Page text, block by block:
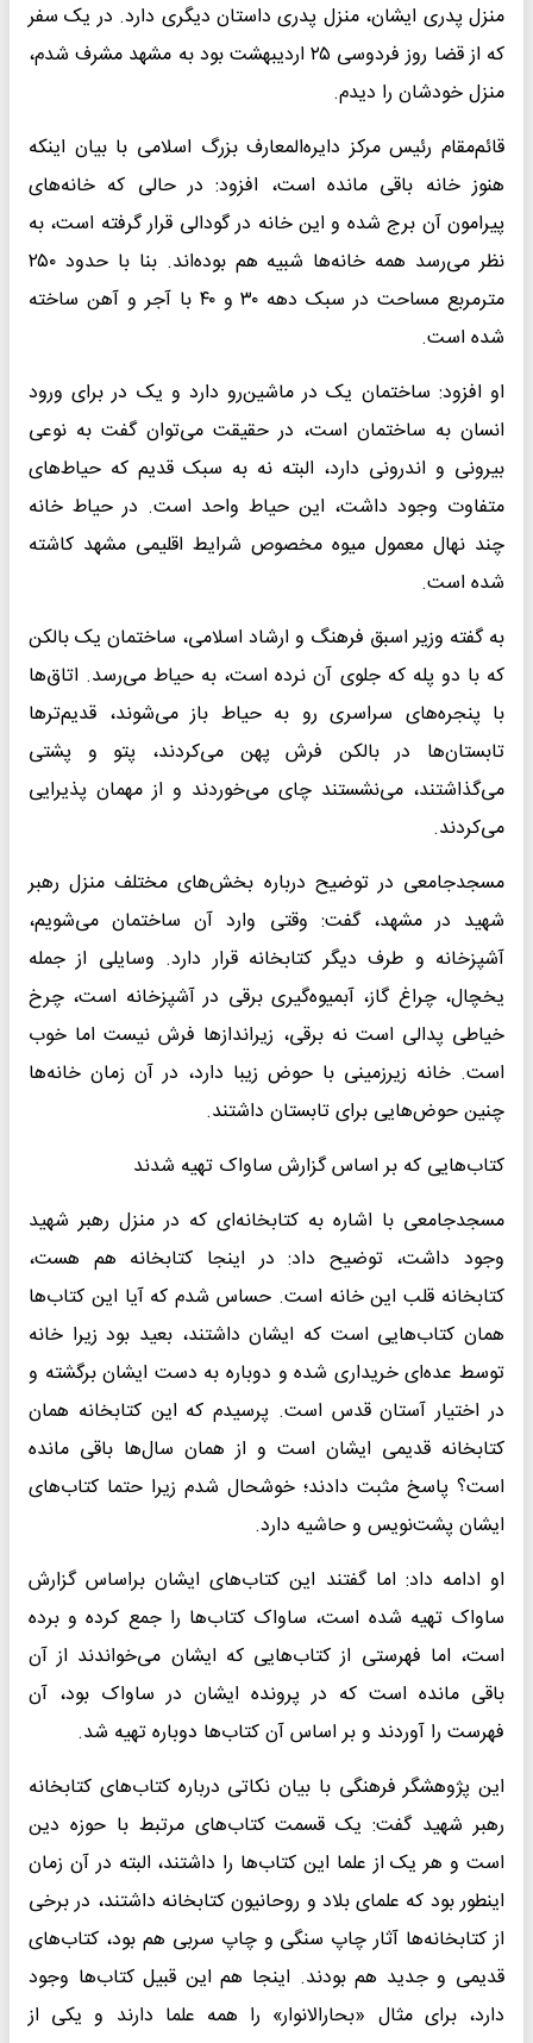
منزل پدری ایشان، منزل پدری داستان دیگری دارد. در یک سفر
که از قضا روز فردوسی ۲۵ اردیبهشت بود به مشهد مشرف شدم،
منزل خودشان را دیدم.
قائم‌مقام رئیس مرکز دایره‌المعارف بزرگ اسلامی با بیان اینکه
هنوز خانه باقی مانده است، افزود: در حالی که خانه‌های
پیرامون آن برج شده و این خانه در گودالی قرار گرفته است، به
نظر می‌رسد همه خانه‌ها شبیه هم بوده‌اند. بنا با حدود ۲۵۰
مترمربع مساحت در سبک دهه ۳۰ و ۴۰ با آجر و آهن ساخته
شده است.
او افزود: ساختمان یک در ماشین‌رو دارد و یک در برای ورود
انسان به ساختمان است، در حقیقت می‌توان گفت به نوعی
بیرونی و اندرونی دارد، البته نه به سبک قدیم که حیاط‌های
متفاوت وجود داشت، این حیاط واحد است. در حیاط خانه
چند نهال معمول میوه مخصوص شرایط اقلیمی مشهد کاشته
شده است.
به گفته وزیر اسبق فرهنگ و ارشاد اسلامی، ساختمان یک بالکن
که با دو پله که جلوی آن نرده است، به حیاط می‌رسد. اتاق‌ها
با پنجره‌های سراسری رو به حیاط باز می‌شوند، قدیم‌ترها
تابستان‌ها در بالکن فرش پهن می‌کردند، پتو و پشتی
می‌گذاشتند، می‌نشستند چای می‌خوردند و از مهمان پذیرایی
می‌کردند.
مسجدجامعی در توضیح درباره بخش‌های مختلف منزل رهبر
شهید در مشهد، گفت: وقتی وارد آن ساختمان می‌شویم،
آشپزخانه و طرف دیگر کتابخانه قرار دارد. وسایلی از جمله
یخچال، چراغ گاز، آبمیوه‌گیری برقی در آشپزخانه است، چرخ
خیاطی پدالی است نه برقی، زیراندازها فرش نیست اما خوب
است. خانه زیرزمینی با حوض زیبا دارد، در آن زمان خانه‌ها
چنین حوض‌هایی برای تابستان داشتند.
کتاب‌هایی که بر اساس گزارش ساواک تهیه شدند
مسجدجامعی با اشاره به کتابخانه‌ای که در منزل رهبر شهید
وجود داشت، توضیح داد: در اینجا کتابخانه هم هست،
کتابخانه قلب این خانه است. حساس شدم که آیا این کتاب‌ها
همان کتاب‌هایی است که ایشان داشتند، بعید بود زیرا خانه
توسط عده‌ای خریداری شده و دوباره به دست ایشان برگشته و
در اختیار آستان قدس است‌. پرسیدم که این کتابخانه همان
کتابخانه قدیمی ایشان است و از همان سال‌ها باقی مانده
است؟ پاسخ مثبت دادند؛ خوشحال شدم زیرا حتما کتاب‌های
ایشان پشت‌نویس و حاشیه دارد.
او ادامه داد: اما گفتند این کتاب‌های ایشان براساس گزارش
ساواک تهیه شده است، ساواک کتاب‌ها را جمع کرده و برده
است، اما فهرستی از کتاب‌هایی که ایشان می‌خواندند از آن
باقی مانده است که در پرونده ایشان در ساواک بود، آن
فهرست را آوردند و بر اساس آن کتاب‌ها دوباره تهیه شد.
این پژوهشگر فرهنگی با بیان نکاتی درباره کتاب‌های کتابخانه
رهبر شهید گفت: یک قسمت کتاب‌های مرتبط با حوزه دین
است و هر یک از علما این کتاب‌ها را داشتند، البته در آن زمان
اینطور بود که علمای بلاد و روحانیون کتابخانه داشتند، در برخی
از کتابخانه‌ها آثار چاپ سنگی و چاپ سربی هم بود، کتاب‌های
قدیمی و جدید هم بودند. اینجا هم این قبیل کتاب‌ها وجود
دارد، برای مثال «بحارالانوار» را همه علما دارند و یکی از